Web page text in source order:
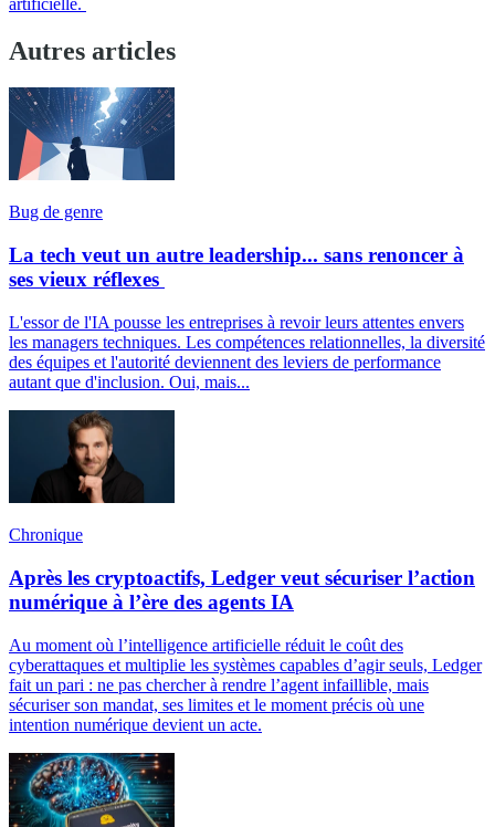
Autres articles
Bug de genre
La tech veut un autre leadership... sans renoncer à
ses vieux réflexes
L'essor de l'IA pousse les entreprises à revoir leurs attentes envers
les managers techniques. Les compétences relationnelles, la diversité
des équipes et l'autorité deviennent des leviers de performance
autant que d'inclusion. Oui, mais...
Chronique
Après les cryptoactifs, Ledger veut sécuriser l’action
numérique à l’ère des agents IA
Au moment où l’intelligence artificielle réduit le coût des
cyberattaques et multiplie les systèmes capables d’agir seuls, Ledger
fait un pari : ne pas chercher à rendre l’agent infaillible, mais
sécuriser son mandat, ses limites et le moment précis où une
intention numérique devient un acte.